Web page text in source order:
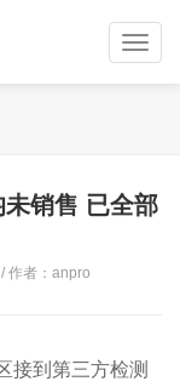
销售 已全部
作者：anpro
到第三方检测